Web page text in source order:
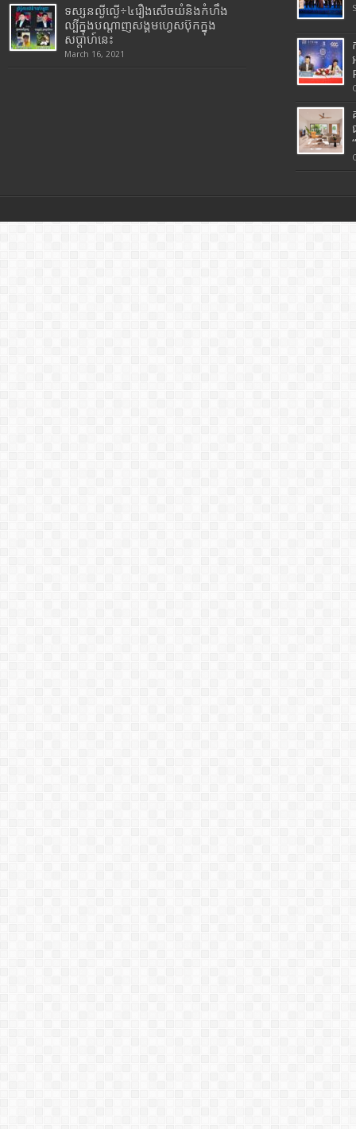
ទស្សនល្ងីល្ងើ÷៤រឿងសើចយំនិងកំហឹង
ល្បីក្នុងបណ្តាញសង្គមហ្វេសប៊ុកក្នុង
សប្តាហ៍នេះ
March 16, 2021